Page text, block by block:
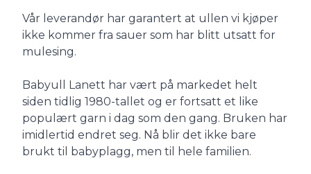
Vår leverandør har garantert at ullen vi kjøper
ikke kommer fra sauer som har blitt utsatt for
mulesing.
Babyull Lanett har vært på markedet helt
siden tidlig 1980-tallet og er fortsatt et like
populært garn i dag som den gang. Bruken har
imidlertid endret seg. Nå blir det ikke bare
brukt til babyplagg, men til hele familien.